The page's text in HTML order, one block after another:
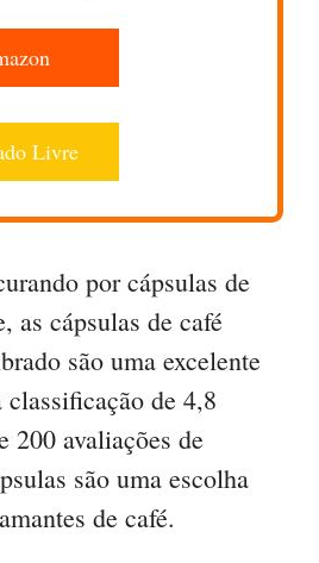
Livre
por cápsulas de
as cápsulas de café
são uma excelente
de 4,8
200 avaliações de
são uma escolha
de café.